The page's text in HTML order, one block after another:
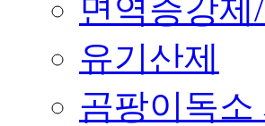
면역증강제
유기산제
곰팡이독소